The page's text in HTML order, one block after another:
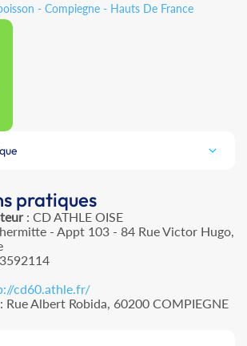
- Compiegne - Hauts De France
pratiques
: CD ATHLE OISE
- Appt 103 - 84 Rue Victor Hugo,
cd60.athle.fr/
Rue Albert Robida, 60200 COMPIEGNE